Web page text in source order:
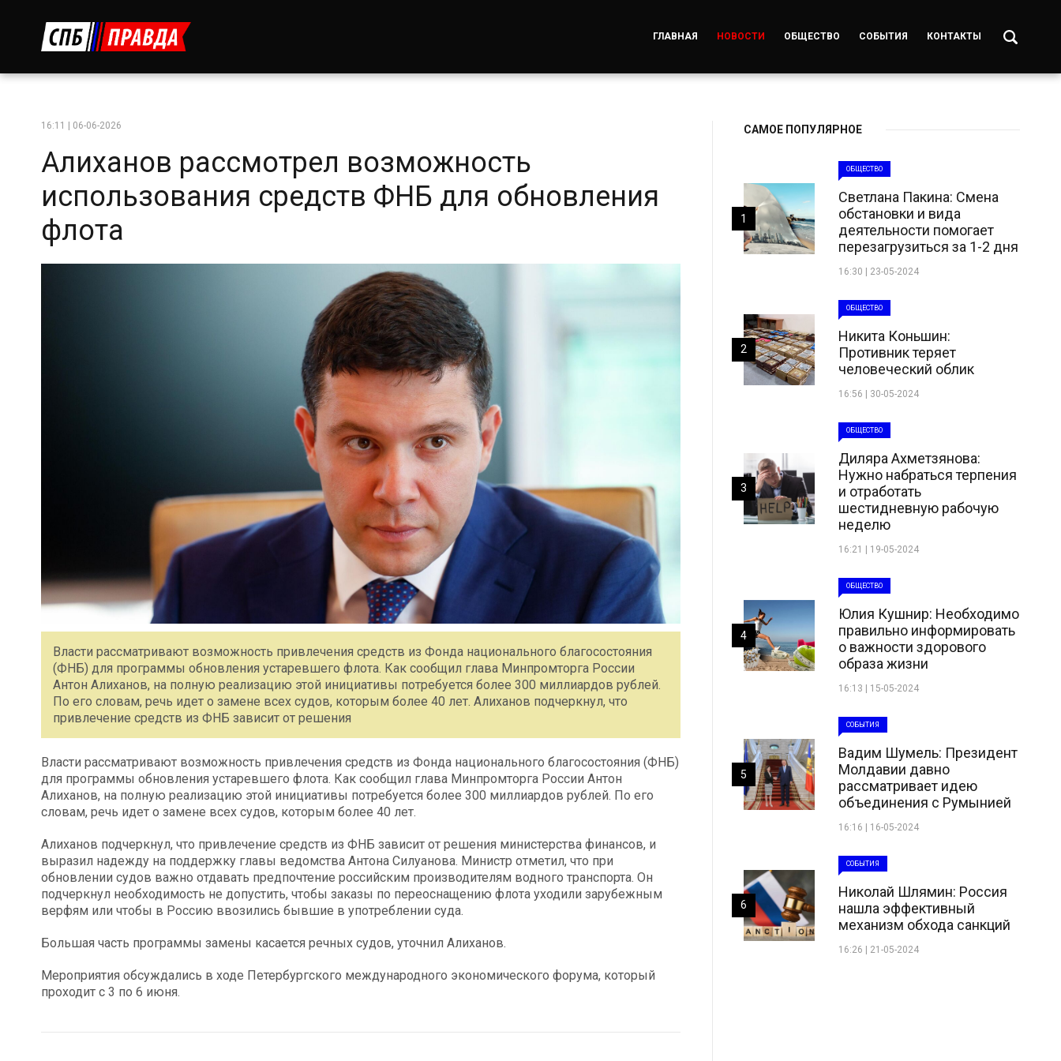
ГЛАВНАЯ НОВОСТИ ОБЩЕСТВО СОБЫТИЯ КОНТАКТЫ
16:11 | 06-06-2026
Алиханов рассмотрел возможность
использования средств ФНБ для обновления
флота
Власти рассматривают возможность привлечения средств из Фонда национального благосостояния
(ФНБ) для программы обновления устаревшего флота. Как сообщил глава Минпромторга России
Антон Алиханов, на полную реализацию этой инициативы потребуется более 300 миллиардов рублей.
По его словам, речь идет о замене всех судов, которым более 40 лет. Алиханов подчеркнул, что
привлечение средств из ФНБ зависит от решения
Власти рассматривают возможность привлечения средств из Фонда национального благосостояния (ФНБ)
для программы обновления устаревшего флота. Как сообщил глава Минпромторга России Антон
Алиханов, на полную реализацию этой инициативы потребуется более 300 миллиардов рублей. По его
словам, речь идет о замене всех судов, которым более 40 лет.
Алиханов подчеркнул, что привлечение средств из ФНБ зависит от решения министерства финансов, и
выразил надежду на поддержку главы ведомства Антона Силуанова. Министр отметил, что при
обновлении судов важно отдавать предпочтение российским производителям водного транспорта. Он
подчеркнул необходимость не допустить, чтобы заказы по переоснащению флота уходили зарубежным
верфям или чтобы в Россию ввозились бывшие в употреблении суда.
Большая часть программы замены касается речных судов, уточнил Алиханов.
Мероприятия обсуждались в ходе Петербургского международного экономического форума, который
проходит с 3 по 6 июня.
САМОЕ ПОПУЛЯРНОЕ
ОБЩЕСТВО
Светлана Пакина: Смена
обстановки и вида
деятельности помогает
перезагрузиться за 1-2 дня
16:30 | 23-05-2024
1
ОБЩЕСТВО
Никита Коньшин:
Противник теряет
человеческий облик
16:56 | 30-05-2024
2
ОБЩЕСТВО
Диляра Ахметзянова:
Нужно набраться терпения
и отработать
шестидневную рабочую
неделю
16:21 | 19-05-2024
3
ОБЩЕСТВО
Юлия Кушнир: Необходимо
правильно информировать
о важности здорового
образа жизни
16:13 | 15-05-2024
4
СОБЫТИЯ
Вадим Шумель: Президент
Молдавии давно
рассматривает идею
объединения с Румынией
16:16 | 16-05-2024
5
СОБЫТИЯ
Николай Шлямин: Россия
нашла эффективный
механизм обхода санкций
16:26 | 21-05-2024
6